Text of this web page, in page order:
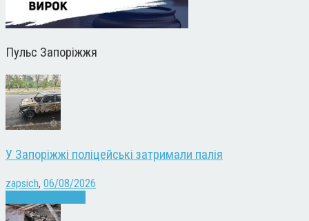
Пульс Запоріжжя
У Запоріжжі поліцейські затримали палія
zapsich, 06/08/2026